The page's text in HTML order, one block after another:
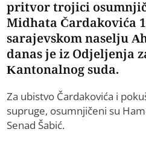
pritvor trojici
Midhata Čardakovića
sarajevskom naselju
danas je iz Odjeljenja
Kantonalnog suda.
Za ubistvo Čardakovića i
supruge, osumnjičeni su
Senad Šabić.